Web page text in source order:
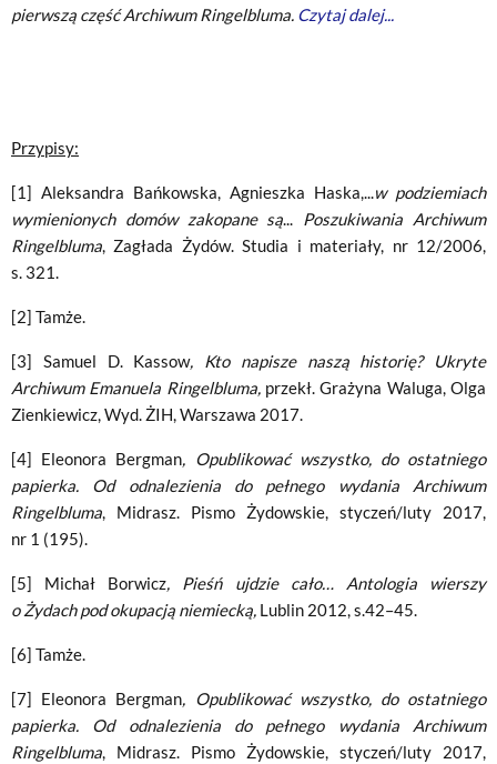
pierwszą część Archiwum Ringelbluma. Czytaj dalej...
Przypisy:
[1] Aleksandra Bańkowska, Agnieszka Haska,...w podziemiach
wymienionych domów zakopane są... Poszukiwania Archiwum
Ringelbluma, Zagłada Żydów. Studia i materiały, nr 12/2006,
s. 321.
[2] Tamże.
[3] Samuel D. Kassow, Kto napisze naszą historię? Ukryte
Archiwum Emanuela Ringelbluma, przekł. Grażyna Waluga, Olga
Zienkiewicz, Wyd. ŻIH, Warszawa 2017.
[4] Eleonora Bergman, Opublikować wszystko, do ostatniego
papierka. Od odnalezienia do pełnego wydania Archiwum
Ringelbluma, Midrasz. Pismo Żydowskie, styczeń/luty 2017,
nr 1 (195).
[5] Michał Borwicz, Pieśń ujdzie cało… Antologia wierszy
o Żydach pod okupacją niemiecką, Lublin 2012, s.42–45.
[6] Tamże.
[7] Eleonora Bergman, Opublikować wszystko, do ostatniego
papierka. Od odnalezienia do pełnego wydania Archiwum
Ringelbluma, Midrasz. Pismo Żydowskie, styczeń/luty 2017,